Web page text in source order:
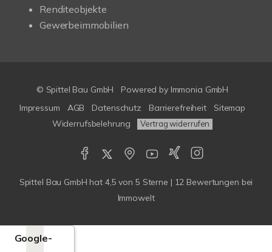
Renditeobjekte
Gewerbeimmobilien
© Spittel Bau GmbH Powered by Immonia GmbH
Impressum
AGB Datenschutz Barrierefreiheit
Sitemap
Widerrufsbelehrung
Vertrag widerrufen
Spittel Bau GmbH hat 4,5 von 5 Sterne | 12 Bewertungen bei
Immowelt
Google-